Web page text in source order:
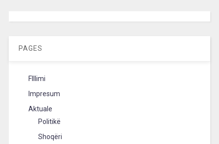
PAGES
FIllimi
Impresum
Aktuale
Politikë
Shoqëri